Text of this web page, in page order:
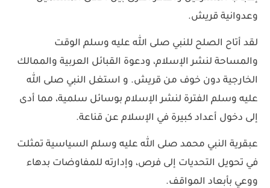
وعدوانية قريش.
لقد أتاح الصلح للنبي صلى الله عليه وسلم الوقت
والمساحة لنشر الإسلام، ودعوة القبائل العربية والممالك
الخارجية دون خوف من قريش. و استغل النبي صلى الله
عليه وسلم الفترة لنشر الإسلام بوسائل سلمية، مما أدى
إلى دخول أعداد كبيرة في الإسلام عن قناعة.
عبقرية النبي محمد صلى الله عليه وسلم السياسية تمثلت
في تحويل التحديات إلى فرص، وإدارته للمفاوضات بدهاء
ووعي بأبعاد المواقف.